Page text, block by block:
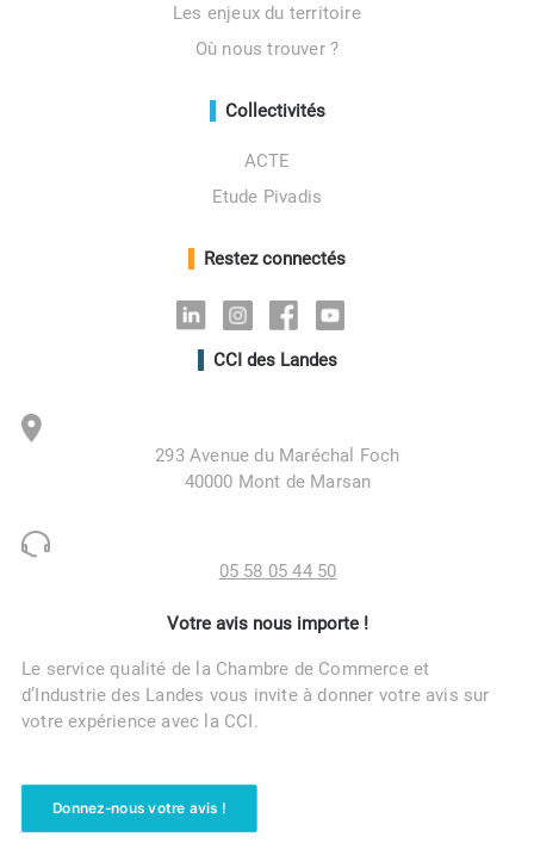
Les enjeux du territoire
Où nous trouver ?
Collectivités
ACTE
Etude Pivadis
Restez connectés
LinkedinInstagramFacebookYoutube
CCI des Landes
293 Avenue du Maréchal Foch
40000 Mont de Marsan
05 58 05 44 50
Votre avis nous importe !
Le service qualité de la Chambre de Commerce et
d’Industrie des Landes vous invite à donner votre avis sur
votre expérience avec la CCI.
Donnez-nous votre avis !